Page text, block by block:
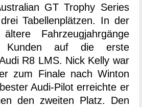
GT Trophy Series
Tabellenplätzen. In der
Fahrzeugjahrgänge
Kunden auf die erste
R8 LMS. Nick Kelly war
zum Finale nach Winton
Audi-Pilot erreichte er
den zweiten Platz. Den